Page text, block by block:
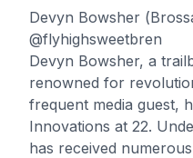
Devyn Bowsher
@flyhighsweetbren
Devyn Bowsher, a
renowned for
frequent media guest,
Innovations at 22.
has received